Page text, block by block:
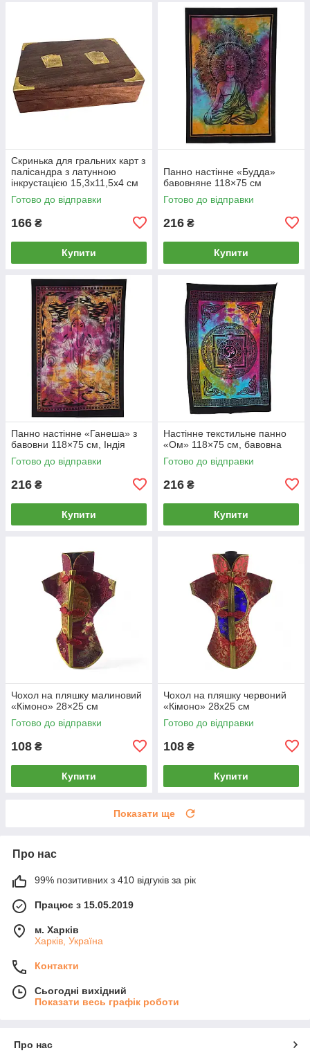
Скринька для гральних карт з
палісандра з латунною
інкрустацією 15,3х11,5х4 см
Готово до відправки
166 ₴
Купити
Панно настінне «Будда»
бавовняне 118×75 см
Готово до відправки
216 ₴
Купити
Панно настінне «Ганеша» з
бавовни 118×75 см, Індія
Готово до відправки
216 ₴
Купити
Настінне текстильне панно
«Ом» 118×75 см, бавовна
Готово до відправки
216 ₴
Купити
Чохол на пляшку малиновий
«Кімоно» 28×25 см
Готово до відправки
108 ₴
Купити
Чохол на пляшку червоний
«Кімоно» 28х25 см
Готово до відправки
108 ₴
Купити
Показати ще
Про нас
99% позитивних з 410 відгуків за рік
Працює з 15.05.2019
м. Харків
Харків, Україна
Контакти
Сьогодні вихідний
Показати весь графік роботи
Про нас